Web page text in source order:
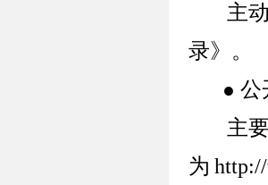
主
录》。
● 公
主
为